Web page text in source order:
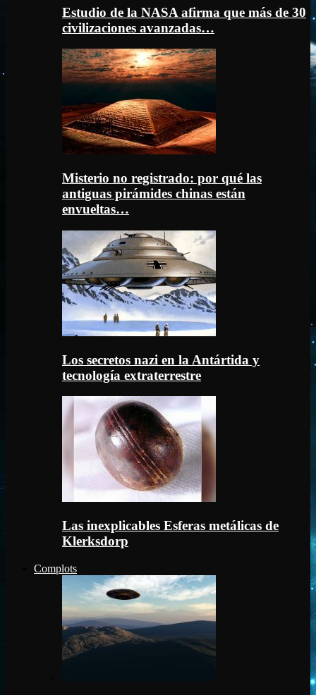
Estudio de la NASA afirma que más de 30
civilizaciones avanzadas…
Misterio no registrado: por qué las
antiguas pirámides chinas están
envueltas…
Los secretos nazi en la Antártida y
tecnología extraterrestre
Las inexplicables Esferas metálicas de
Klerksdorp
Complots